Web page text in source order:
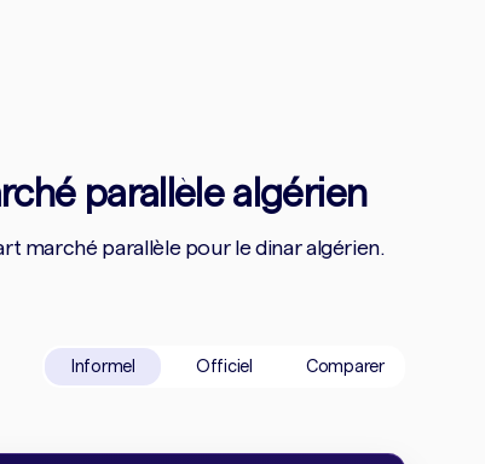
parallèle algérien
marché parallèle pour le dinar algérien.
Informel Officiel Comparer